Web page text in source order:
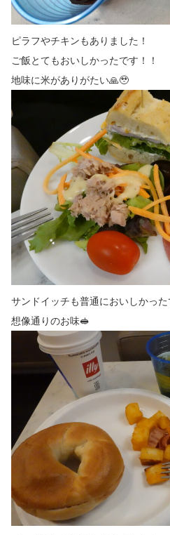
ピラフやチキンもありました！
ご飯とてもおいしかったです！！
地味に米がありがたい🙏🥹
サンドイッチも普通においしかった
想像通りのお味🥪